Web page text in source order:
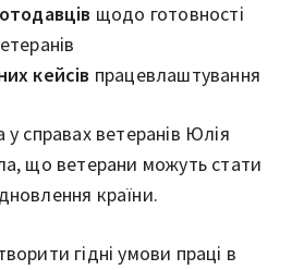
щодо готовності
кейсів працевлаштування
у справах ветеранів Юлія
що ветерани можуть стати
країни.
гідні умови праці в